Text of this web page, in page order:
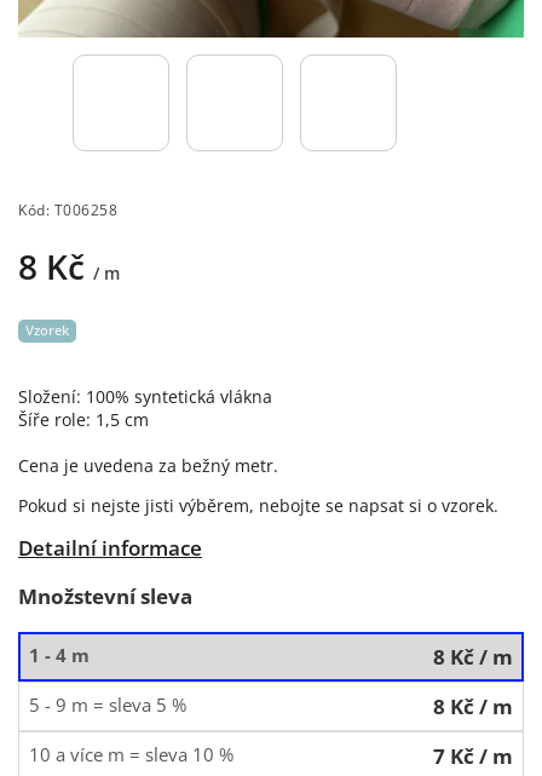
Kód: T006258
8 Kč / m
Složení: 100% syntetická vlákna
Šíře role: 1,5 cm
Cena je uvedena za bežný metr.
Pokud si nejste jisti výběrem, nebojte se napsat si o vzorek.
Detailní informace
Vzorek
Množstevní sleva
1 - 4 m 8 Kč/ m
5 - 9 m = sleva 5 % 8 Kč/ m
10 a více m = sleva 10 % 7 Kč/ m